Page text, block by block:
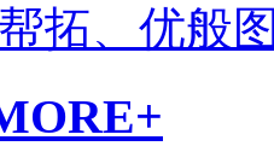
拓、优般